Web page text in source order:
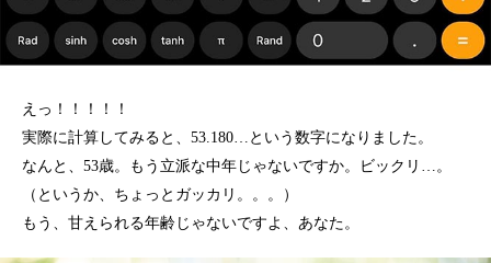
えっ！！！！！
実際に計算してみると、53.180…という数字になりました。
なんと、53歳。もう立派な中年じゃないですか。ビックリ…。
（というか、ちょっとガッカリ。。。）
もう、甘えられる年齢じゃないですよ、あなた。